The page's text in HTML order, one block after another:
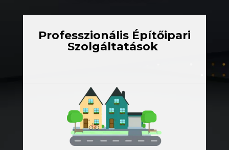
Professzionális Építőipari
Szolgáltatások